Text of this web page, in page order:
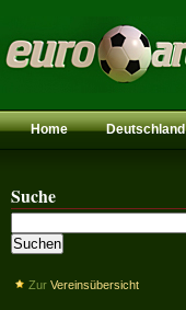
Home Deutschland
Suche
Zur Vereinsübersicht